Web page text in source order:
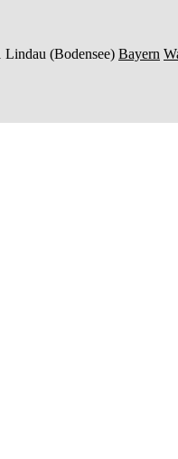
Lindau (Bodensee) Bayern